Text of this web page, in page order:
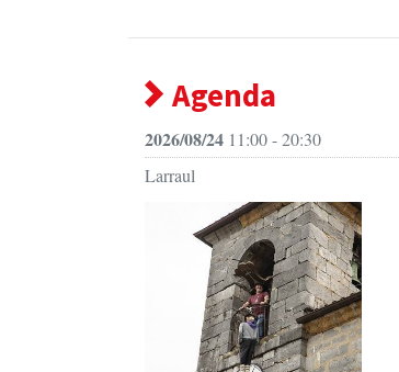
Agenda
2026/08/24 11:00 - 20:30
Larraul